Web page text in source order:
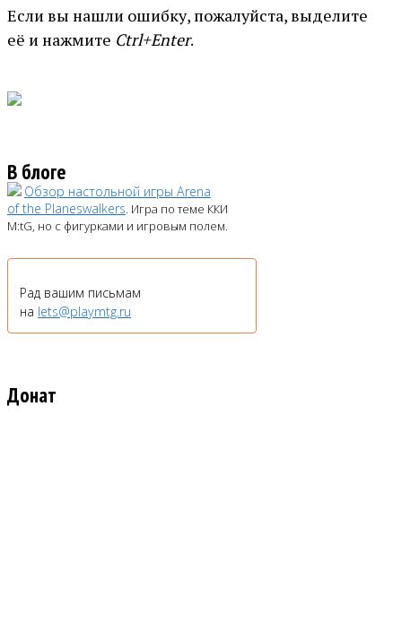
Если вы нашли ошибку, пожалуйста, выделите
её и нажмите Ctrl+Enter.
В блоге
Обзор настольной игры Arena
of the Planeswalkers. Игра по теме ККИ
M:tG, но с фигурками и игровым полем.
Рад вашим письмам
на lets@playmtg.ru
Донат